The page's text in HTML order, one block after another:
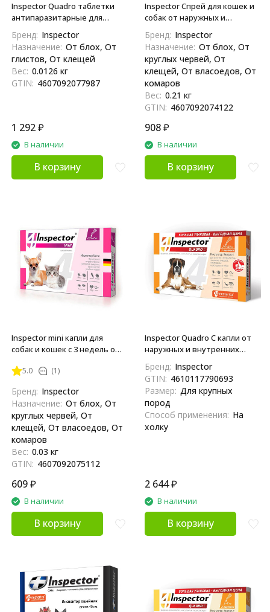
Inspector Quadro таблетки
антипаразитарные для
до 2 кг - 4 таблетки
Бренд: Inspector
Назначение: От блох, От
глистов, От клещей
Вес: 0.0126 кг
GTIN: 4607092077987
1 292₽
В наличии
В корзину
Inspector Спрей для кошек и
собак от наружных и
мл
Бренд: Inspector
Назначение: От блох, От
круглых червей, От
клещей, От власоедов, От
комаров
Вес: 0.21 кг
GTIN: 4607092074122
908₽
В наличии
В корзину
Inspector mini капли для
собак и кошек с 3 недель от
паразитов 0,4 мл
5.0 (1)
Бренд: Inspector
Назначение: От блох, От
круглых червей, От
клещей, От власоедов, От
комаров
Вес: 0.03 кг
GTIN: 4607092075112
609₽
В наличии
В корзину
Inspector Quadro С капли от
наружных и внутренних
25-40 кг - 3 пипетки
Бренд: Inspector
GTIN: 4610117790693
Размер: Для крупных
пород
Способ применения: На
холку
2 644₽
В наличии
В корзину